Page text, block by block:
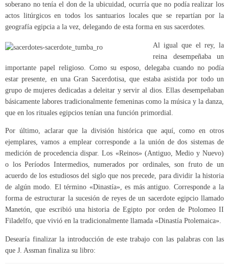
soberano no tenía el don de la ubicuidad, ocurría que no podía realizar los
actos litúrgicos en todos los santuarios locales que se repartían por la
geografía egipcia a la vez, delegando de esta forma en sus sacerdotes.
Al igual que el rey, la
reina desempeñaba un
importante papel religioso. Como su esposo, delegaba cuando no podía
estar presente, en una Gran Sacerdotisa, que estaba asistida por todo un
grupo de mujeres dedicadas a deleitar y servir al dios. Ellas desempeñaban
básicamente labores tradicionalmente femeninas como la música y la danza,
que en los rituales egipcios tenían una función primordial.
Por último, aclarar que la división histórica que aquí, como en otros
ejemplares, vamos a emplear corresponde a la unión de dos sistemas de
medición de procedencia dispar. Los «Reinos» (Antiguo, Medio y Nuevo)
o los Períodos Intermedios, numerados por ordinales, son fruto de un
acuerdo de los estudiosos del siglo que nos precede, para dividir la historia
de algún modo. El término «Dinastía», es más antiguo. Corresponde a la
forma de estructurar la sucesión de reyes de un sacerdote egipcio llamado
Manetón, que escribió una historia de Egipto por orden de Ptolomeo II
Filadelfo, que vivió en la tradicionalmente llamada «Dinastía Ptolemaica».
Desearía finalizar la introducción de este trabajo con las palabras con las
que J. Assman finaliza su libro: